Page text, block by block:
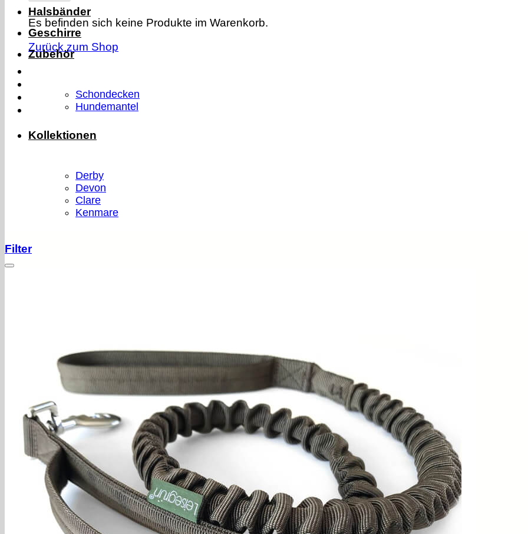
Es befinden sich keine Produkte im Warenkorb.
Zurück zum Shop
Halsbänder
Geschirre
Zubehör
Schondecken
Hundemantel
Kollektionen
Derby
Devon
Clare
Kenmare
Filter